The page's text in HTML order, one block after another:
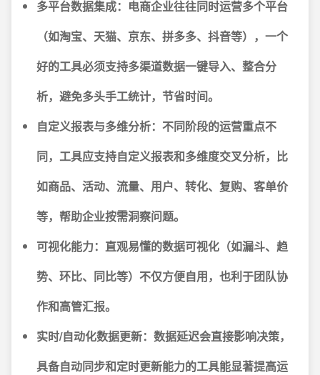
多平台数据集成： 电商企业往往同时运营多个平台
（如淘宝、天猫、京东、拼多多、抖音等），一个
好的工具必须支持多渠道数据一键导入、整合分
析，避免多头手工统计，节省时间。
自定义报表与多维分析： 不同阶段的运营重点不
同，工具应支持自定义报表和多维度交叉分析，比
如商品、活动、流量、用户、转化、复购、客单价
等，帮助企业按需洞察问题。
可视化能力： 直观易懂的数据可视化（如漏斗、趋
势、环比、同比等）不仅方便自用，也利于团队协
作和高管汇报。
实时/自动化数据更新： 数据延迟会直接影响决策，
具备自动同步和定时更新能力的工具能显著提高运